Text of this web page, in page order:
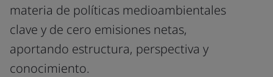
materia de políticas medioambientales
clave y de cero emisiones netas,
aportando estructura, perspectiva y
conocimiento.